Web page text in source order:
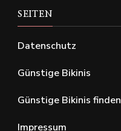
SEITEN
Datenschutz
Günstige Bikinis
Günstige Bikinis finden
Impressum